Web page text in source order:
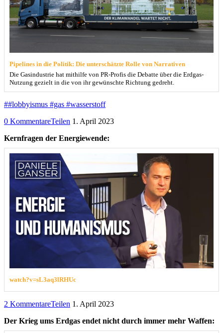
Pipelines in die Politik: Die unterschätzte Rolle von Narrativen
Die Gasindustrie hat mithilfe von PR-Profis die Debatte über die Erdgas-
Nutzung gezielt in die von ihr gewünschte Richtung gedreht.
##lobbyismus #gas #wasserstoff
0 KommentareTeilen 1. April 2023
Kernfragen der Energiewende:
watch?v=sL3aq3lRHUc
2 KommentareTeilen 1. April 2023
Der Krieg ums Erdgas endet nicht durch immer mehr Waffen: